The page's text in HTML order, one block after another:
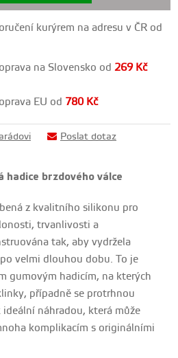
kurýrem na adresu v ČR od
na Slovensko od269 Kč
EU od 780 Kč
Poslat dotaz
hadice brzdového válce
z kvalitního silikonu pro
trvanlivosti a
tak, aby vydržela
velmi dlouhou dobu. To je
gumovým hadicím, na kterých
případně se protrhnou
náhradou, která může
komplikacím s originálními